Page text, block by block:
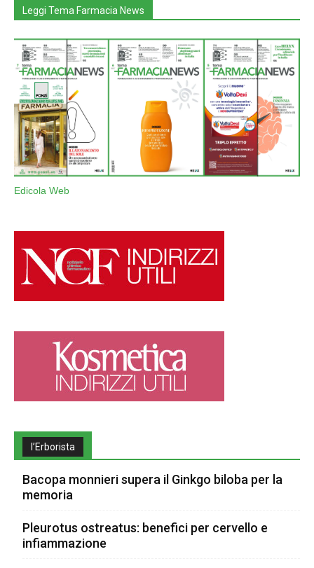
Leggi Tema Farmacia News
Edicola Web
l’Erborista
Bacopa monnieri supera il Ginkgo biloba per la
memoria
Pleurotus ostreatus: benefici per cervello e
infiammazione